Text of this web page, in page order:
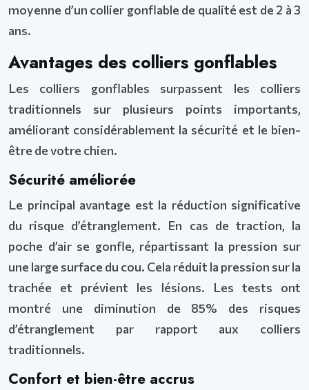
moyenne d’un collier gonflable de qualité est de 2 à 3
ans.
Avantages des colliers gonflables
Les colliers gonflables surpassent les colliers
traditionnels sur plusieurs points importants,
améliorant considérablement la sécurité et le bien-
être de votre chien.
Sécurité améliorée
Le principal avantage est la réduction significative
du risque d’étranglement. En cas de traction, la
poche d’air se gonfle, répartissant la pression sur
une large surface du cou. Cela réduit la pression sur la
trachée et prévient les lésions. Les tests ont
montré une diminution de 85% des risques
d’étranglement par rapport aux colliers
traditionnels.
Confort et bien-être accrus